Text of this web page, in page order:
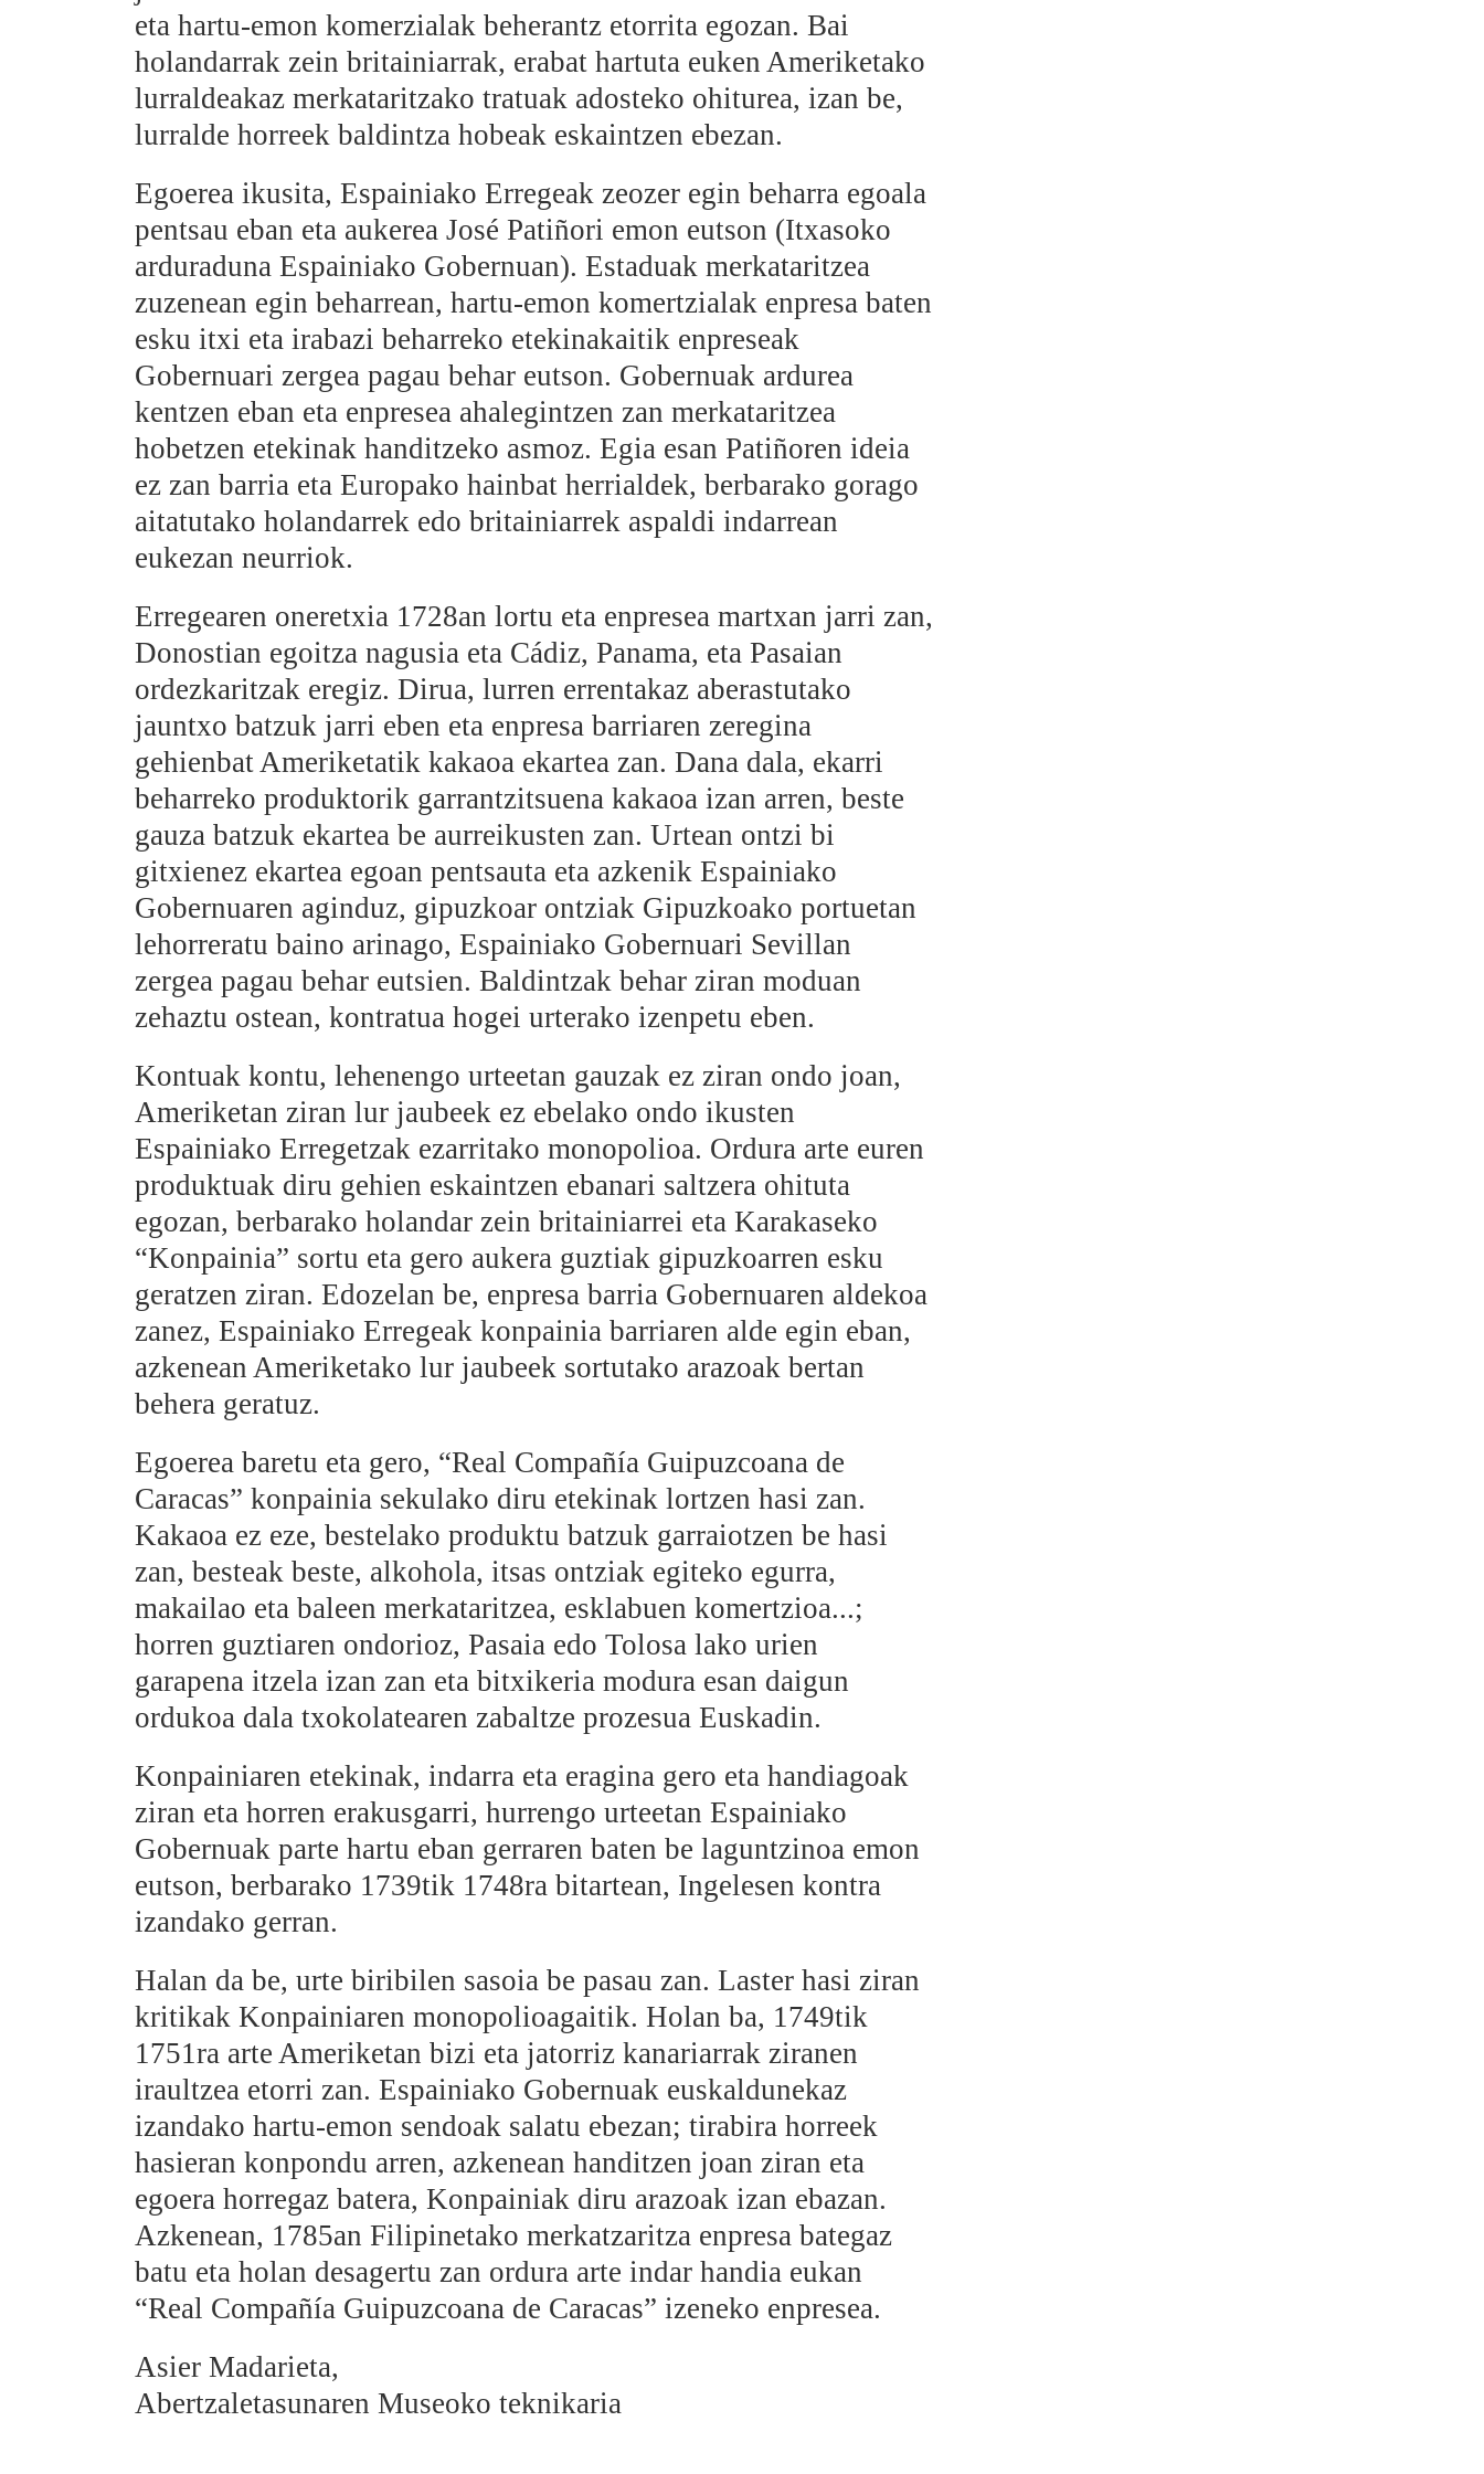
eta hartu-emon komerzialak beherantz etorrita egozan. Bai
holandarrak zein britainiarrak, erabat hartuta euken Ameriketako
lurraldeakaz merkataritzako tratuak adosteko ohiturea, izan be,
lurralde horreek baldintza hobeak eskaintzen ebezan.
Egoerea ikusita, Espainiako Erregeak zeozer egin beharra egoala
pentsau eban eta aukerea José Patiñori emon eutson (Itxasoko
arduraduna Espainiako Gobernuan). Estaduak merkataritzea
zuzenean egin beharrean, hartu-emon komertzialak enpresa baten
esku itxi eta irabazi beharreko etekinakaitik enpreseak
Gobernuari zergea pagau behar eutson. Gobernuak ardurea
kentzen eban eta enpresea ahalegintzen zan merkataritzea
hobetzen etekinak handitzeko asmoz. Egia esan Patiñoren ideia
ez zan barria eta Europako hainbat herrialdek, berbarako gorago
aitatutako holandarrek edo britainiarrek aspaldi indarrean
eukezan neurriok.
Erregearen oneretxia 1728an lortu eta enpresea martxan jarri zan,
Donostian egoitza nagusia eta Cádiz, Panama, eta Pasaian
ordezkaritzak eregiz. Dirua, lurren errentakaz aberastutako
jauntxo batzuk jarri eben eta enpresa barriaren zeregina
gehienbat Ameriketatik kakaoa ekartea zan. Dana dala, ekarri
beharreko produktorik garrantzitsuena kakaoa izan arren, beste
gauza batzuk ekartea be aurreikusten zan. Urtean ontzi bi
gitxienez ekartea egoan pentsauta eta azkenik Espainiako
Gobernuaren aginduz, gipuzkoar ontziak Gipuzkoako portuetan
lehorreratu baino arinago, Espainiako Gobernuari Sevillan
zergea pagau behar eutsien. Baldintzak behar ziran moduan
zehaztu ostean, kontratua hogei urterako izenpetu eben.
Kontuak kontu, lehenengo urteetan gauzak ez ziran ondo joan,
Ameriketan ziran lur jaubeek ez ebelako ondo ikusten
Espainiako Erregetzak ezarritako monopolioa. Ordura arte euren
produktuak diru gehien eskaintzen ebanari saltzera ohituta
egozan, berbarako holandar zein britainiarrei eta Karakaseko
“Konpainia” sortu eta gero aukera guztiak gipuzkoarren esku
geratzen ziran. Edozelan be, enpresa barria Gobernuaren aldekoa
zanez, Espainiako Erregeak konpainia barriaren alde egin eban,
azkenean Ameriketako lur jaubeek sortutako arazoak bertan
behera geratuz.
Egoerea baretu eta gero, “Real Compañía Guipuzcoana de
Caracas” konpainia sekulako diru etekinak lortzen hasi zan.
Kakaoa ez eze, bestelako produktu batzuk garraiotzen be hasi
zan, besteak beste, alkohola, itsas ontziak egiteko egurra,
makailao eta baleen merkataritzea, esklabuen komertzioa...;
horren guztiaren ondorioz, Pasaia edo Tolosa lako urien
garapena itzela izan zan eta bitxikeria modura esan daigun
ordukoa dala txokolatearen zabaltze prozesua Euskadin.
Konpainiaren etekinak, indarra eta eragina gero eta handiagoak
ziran eta horren erakusgarri, hurrengo urteetan Espainiako
Gobernuak parte hartu eban gerraren baten be laguntzinoa emon
eutson, berbarako 1739tik 1748ra bitartean, Ingelesen kontra
izandako gerran.
Halan da be, urte biribilen sasoia be pasau zan. Laster hasi ziran
kritikak Konpainiaren monopolioagaitik. Holan ba, 1749tik
1751ra arte Ameriketan bizi eta jatorriz kanariarrak ziranen
iraultzea etorri zan. Espainiako Gobernuak euskaldunekaz
izandako hartu-emon sendoak salatu ebezan; tirabira horreek
hasieran konpondu arren, azkenean handitzen joan ziran eta
egoera horregaz batera, Konpainiak diru arazoak izan ebazan.
Azkenean, 1785an Filipinetako merkatzaritza enpresa bategaz
batu eta holan desagertu zan ordura arte indar handia eukan
“Real Compañía Guipuzcoana de Caracas” izeneko enpresea.
Asier Madarieta,
Abertzaletasunaren Museoko teknikaria